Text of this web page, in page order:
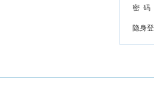
密 码
隐身